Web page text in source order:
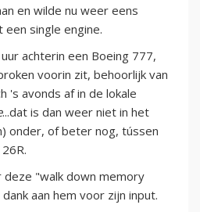
en wilde nu weer eens
single engine.
achterin een Boeing 777,
voorin zit, behoorlijk van
's avonds af in de lokale
...dat is dan weer niet in het
onder, of beter nog, tússen
"walk down memory
aan hem voor zijn input.